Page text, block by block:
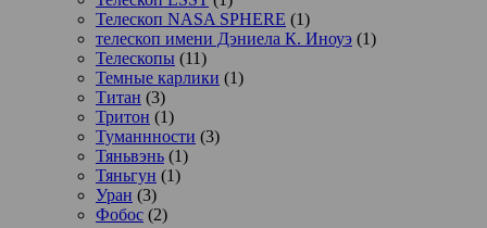
Телескоп NASA SPHERE (1)
телескоп имени Дэниела К. Иноуэ (1)
Телескопы (11)
Темные карлики (1)
Титан (3)
Тритон (1)
Туманнности (3)
Тяньвэнь (1)
Тяньгун (1)
Уран (3)
Фобос (2)